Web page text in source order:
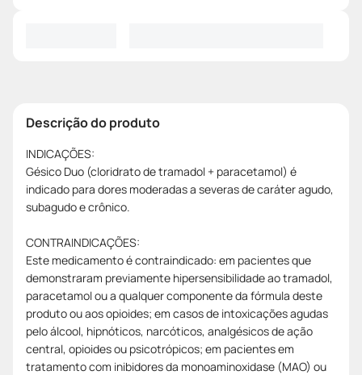
Descrição do produto
INDICAÇÕES:
Gésico Duo (cloridrato de tramadol + paracetamol) é
indicado para dores moderadas a severas de caráter agudo,
subagudo e crônico.
CONTRAINDICAÇÕES:
Este medicamento é contraindicado: em pacientes que
demonstraram previamente hipersensibilidade ao tramadol,
paracetamol ou a qualquer componente da fórmula deste
produto ou aos opioides; em casos de intoxicações agudas
pelo álcool, hipnóticos, narcóticos, analgésicos de ação
central, opioides ou psicotrópicos; em pacientes em
tratamento com inibidores da monoaminoxidase (MAO) ou